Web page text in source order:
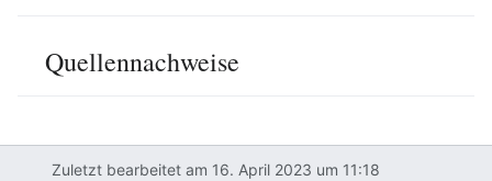
Quellennachweise
Zuletzt bearbeitet am 16. April 2023 um 11:18